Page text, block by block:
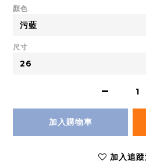
顏色
尺寸
加入購物車
加入追